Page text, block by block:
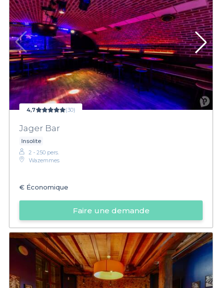
4,7 (30)
Jager Bar
Insolite
2 - 250 pers.
Wazemmes
€ Économique
Faire une demande